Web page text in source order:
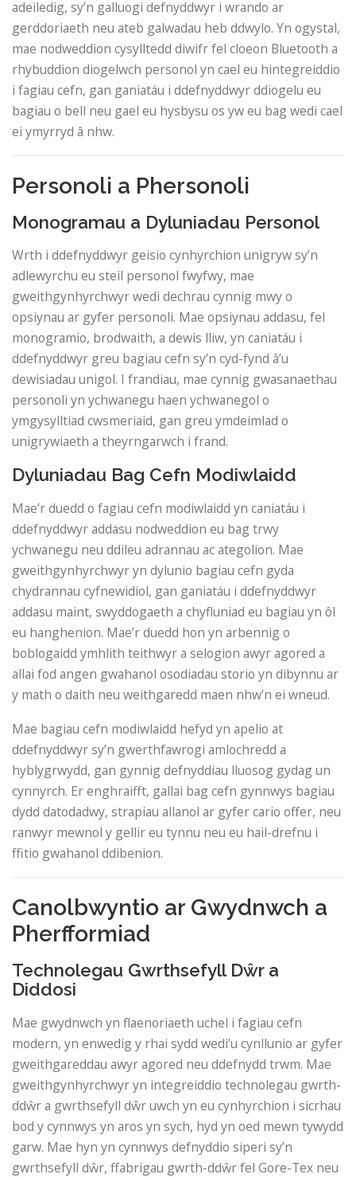
adeiledig, sy’n galluogi defnyddwyr i wrando ar
gerddoriaeth neu ateb galwadau heb ddwylo. Yn ogystal,
mae nodweddion cysylltedd diwifr fel cloeon Bluetooth a
rhybuddion diogelwch personol yn cael eu hintegreiddio
i fagiau cefn, gan ganiatáu i ddefnyddwyr ddiogelu eu
bagiau o bell neu gael eu hysbysu os yw eu bag wedi cael
ei ymyrryd â nhw.
Personoli a Phersonoli
Monogramau a Dyluniadau Personol
Wrth i ddefnyddwyr geisio cynhyrchion unigryw sy’n
adlewyrchu eu steil personol fwyfwy, mae
gweithgynhyrchwyr wedi dechrau cynnig mwy o
opsiynau ar gyfer personoli. Mae opsiynau addasu, fel
monogramio, brodwaith, a dewis lliw, yn caniatáu i
ddefnyddwyr greu bagiau cefn sy’n cyd-fynd â’u
dewisiadau unigol. I frandiau, mae cynnig gwasanaethau
personoli yn ychwanegu haen ychwanegol o
ymgysylltiad cwsmeriaid, gan greu ymdeimlad o
unigrywiaeth a theyrngarwch i frand.
Dyluniadau Bag Cefn Modiwlaidd
Mae’r duedd o fagiau cefn modiwlaidd yn caniatáu i
ddefnyddwyr addasu nodweddion eu bag trwy
ychwanegu neu ddileu adrannau ac ategolion. Mae
gweithgynhyrchwyr yn dylunio bagiau cefn gyda
chydrannau cyfnewidiol, gan ganiatáu i ddefnyddwyr
addasu maint, swyddogaeth a chyfluniad eu bagiau yn ôl
eu hanghenion. Mae’r duedd hon yn arbennig o
boblogaidd ymhlith teithwyr a selogion awyr agored a
allai fod angen gwahanol osodiadau storio yn dibynnu ar
y math o daith neu weithgaredd maen nhw’n ei wneud.
Mae bagiau cefn modiwlaidd hefyd yn apelio at
ddefnyddwyr sy’n gwerthfawrogi amlochredd a
hyblygrwydd, gan gynnig defnyddiau lluosog gydag un
cynnyrch. Er enghraifft, gallai bag cefn gynnwys bagiau
dydd datodadwy, strapiau allanol ar gyfer cario offer, neu
ranwyr mewnol y gellir eu tynnu neu eu hail-drefnu i
ffitio gwahanol ddibenion.
Canolbwyntio ar Gwydnwch a
Pherfformiad
Technolegau Gwrthsefyll Dŵr a
Diddosi
Mae gwydnwch yn flaenoriaeth uchel i fagiau cefn
modern, yn enwedig y rhai sydd wedi’u cynllunio ar gyfer
gweithgareddau awyr agored neu ddefnydd trwm. Mae
gweithgynhyrchwyr yn integreiddio technolegau gwrth-
ddŵr a gwrthsefyll dŵr uwch yn eu cynhyrchion i sicrhau
bod y cynnwys yn aros yn sych, hyd yn oed mewn tywydd
garw. Mae hyn yn cynnwys defnyddio siperi sy’n
gwrthsefyll dŵr, ffabrigau gwrth-ddŵr fel Gore-Tex neu